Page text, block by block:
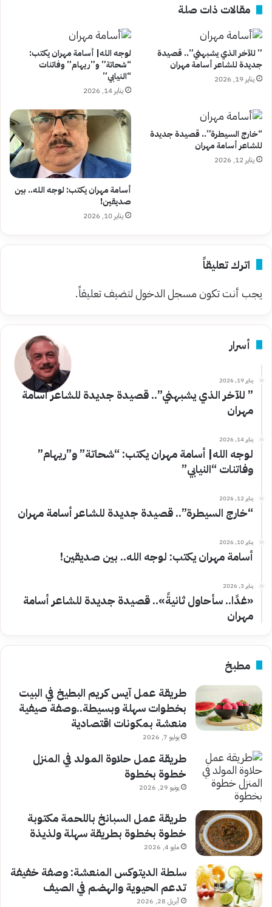
بعد
ارتفاع
عالمي
مقالات ذات صلة
” للآخر الذي يشبهني”.. قصيدة
جديدة للشاعر أسامة مهران
يناير 19, 2026
لوجه الله| أسامة مهران يكتب:
“شحاتة” و”ريهام” وفاتنات
“النيابي”
يناير 14, 2026
“خارج السيطرة”.. قصيدة جديدة
للشاعر أسامة مهران
يناير 12, 2026
أسامة مهران يكتب: لوجه الله.. بين
صديقين!
يناير 10, 2026
اترك تعليقاً
يجب أنت تكونمسجل الدخوللتضيف تعليقاً.
أسرار
يناير 19, 2026
” للآخر الذي يشبهني”.. قصيدة جديدة للشاعر أسامة
مهران
يناير 14, 2026
لوجه الله| أسامة مهران يكتب: “شحاتة” و”ريهام”
وفاتنات “النيابي”
يناير 12, 2026
“خارج السيطرة”.. قصيدة جديدة للشاعر أسامة مهران
يناير 10, 2026
أسامة مهران يكتب: لوجه الله.. بين صديقين!
يناير 3, 2026
«غدًا.. سأحاول ثانيةً».. قصيدة جديدة للشاعر أسامة
مهران
مطبخ
طريقة عمل آيس كريم البطيخ في البيت
بخطوات سهلة وبسيطة..وصفة صيفية
منعشة بمكونات اقتصادية
يوليو 7, 2026
طريقة عمل حلاوة المولد في المنزل
خطوة بخطوة
يونيو 29, 2026
طريقة عمل السبانخ باللحمة مكتوبة
خطوة بخطوة بطريقة سهلة ولذيذة
مايو 4, 2026
سلطة الديتوكس المنعشة: وصفة خفيفة
تدعم الحيوية والهضم في الصيف
أبريل 28, 2026